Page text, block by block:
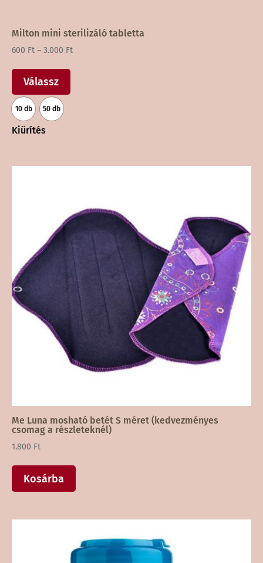
Milton mini sterilizáló tabletta
600 Ft – 3.000 FtÁrtartomány:
Válassz
terméknek
választhatók
ki
10 db 50 db
Kiürítés
Me Luna mosható betét S méret (kedvezményes
csomag a részleteknél)
1.800 Ft
Kosárba